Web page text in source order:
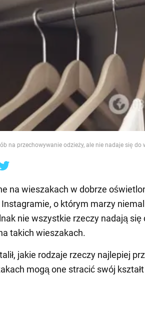
na przechowywanie odzieży, ale nie nadaje się do
na wieszakach w dobrze
o którym marzy
nie wszystkie rzeczy nadają się
takich wieszakach.
jakie rodzaje rzeczy najlepiej
mogą one stracić swój